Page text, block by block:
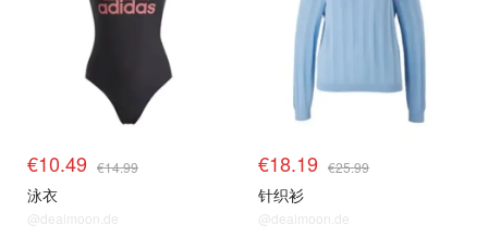
€10.49 €14.99
泳衣
@dealmoon.de
€18.19 €25.99
针织衫
@dealmoon.de